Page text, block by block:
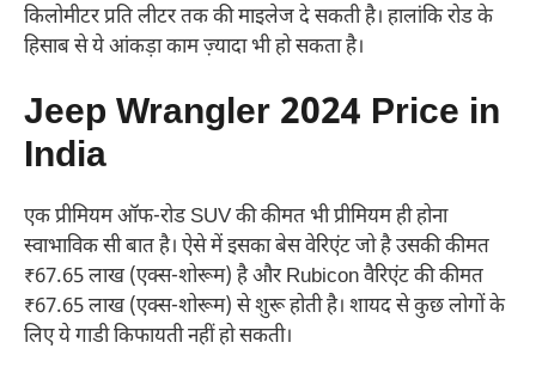
किलोमीटर प्रति लीटर तक की माइलेज दे सकती है। हालांकि रोड के
हिसाब से ये आंकड़ा काम ज़्यादा भी हो सकता है।
Jeep Wrangler 2024 Price in
India
एक प्रीमियम ऑफ-रोड SUV की कीमत भी प्रीमियम ही होना
स्वाभाविक सी बात है। ऐसे में इसका बेस वेरिएंट जो है उसकी कीमत
₹67.65 लाख (एक्स-शोरूम) है और Rubicon वैरिएंट की कीमत
₹67.65 लाख (एक्स-शोरूम) से शुरू होती है। शायद से कुछ लोगों के
लिए ये गाडी किफायती नहीं हो सकती।